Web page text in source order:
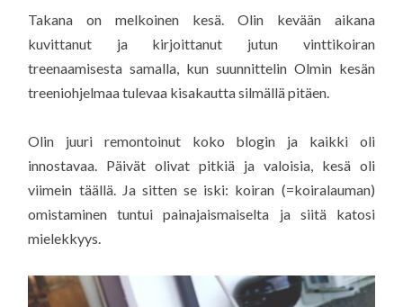
Takana on melkoinen kesä. Olin kevään aikana
kuvittanut ja kirjoittanut jutun vinttikoiran
treenaamisesta samalla, kun suunnittelin Olmin kesän
treeniohjelmaa tulevaa kisakautta silmällä pitäen.
Olin juuri remontoinut koko blogin ja kaikki oli
innostavaa. Päivät olivat pitkiä ja valoisia, kesä oli
viimein täällä. Ja sitten se iski: koiran (=koiralauman)
omistaminen tuntui painajaismaiselta ja siitä katosi
mielekkyys.